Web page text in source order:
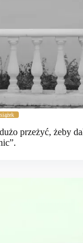
przeżyć, żeby